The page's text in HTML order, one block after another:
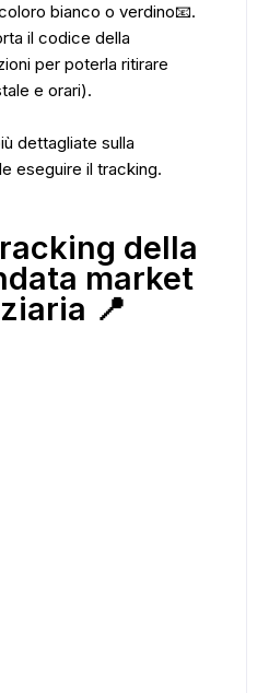
bianco o verdino📧.
il codice della
per poterla ritirare
e orari).
dettagliate sulla
eseguire il tracking.
della
market
📍